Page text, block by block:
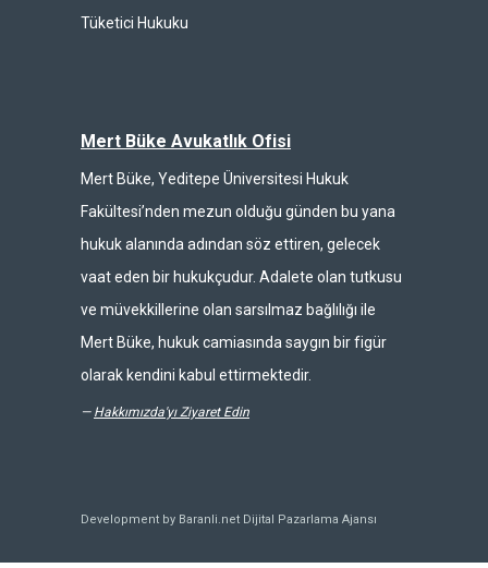
Tüketici Hukuku
Mert Büke Avukatlık Ofisi
Mert Büke, Yeditepe Üniversitesi Hukuk
Fakültesi’nden mezun olduğu günden bu yana
hukuk alanında adından söz ettiren, gelecek
vaat eden bir hukukçudur. Adalete olan tutkusu
ve müvekkillerine olan sarsılmaz bağlılığı ile
Mert Büke, hukuk camiasında saygın bir figür
olarak kendini kabul ettirmektedir.
— Hakkımızda'yı Ziyaret Edin
Development by Baranli.net Dijital Pazarlama Ajansı